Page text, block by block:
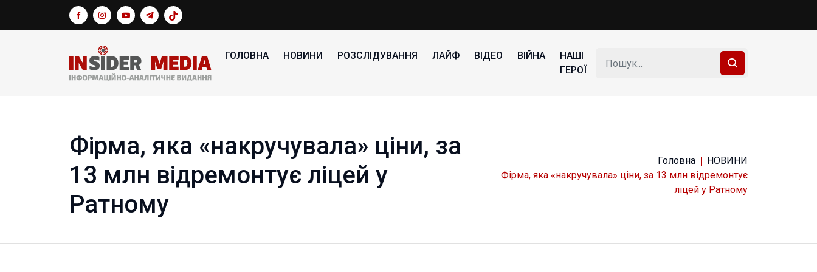
ГОЛОВНА НОВИНИ РОЗСЛІДУВАННЯ ЛАЙФ ВІДЕО ВІЙНА
НАШІ
ГЕРОЇ
Фірма, яка «накручувала» ціни, за
13 млн відремонтує ліцей у
Ратному
Головна
НОВИНИ
Фірма, яка «накручувала» ціни, за 13 млн відремонтує
ліцей у Ратному